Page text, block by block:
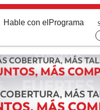
Hable con el Programa